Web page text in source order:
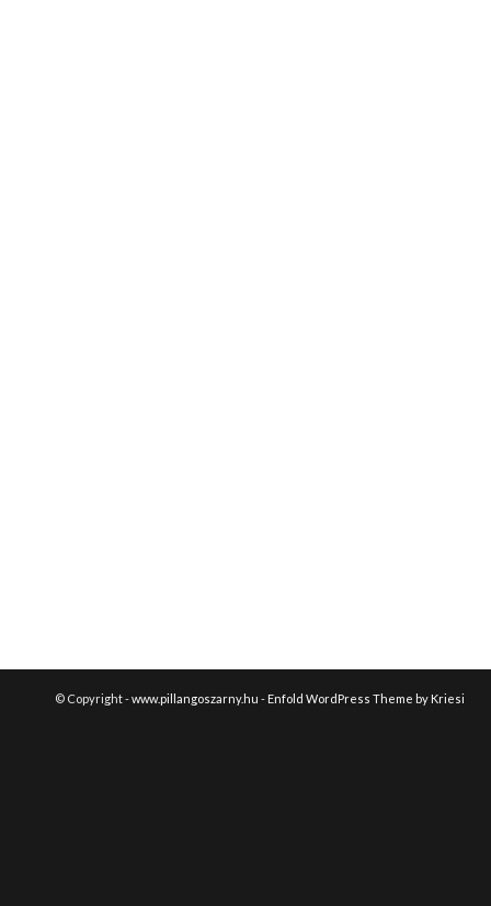
© Copyright -www.pillangoszarny.hu - Enfold WordPress Theme by Kriesi